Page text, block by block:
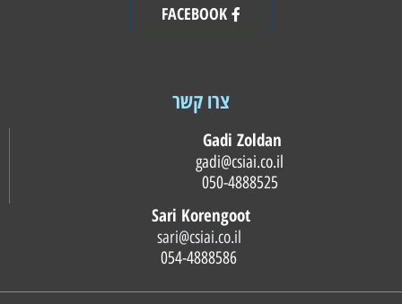
FACEBOOK
צרו קשר
Gadi Zoldan
Sari Korengoot
sari@csiai.co.il